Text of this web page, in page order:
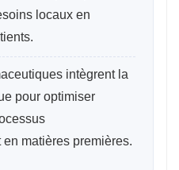
locaux en
intègrent la
pour optimiser
matières premières.